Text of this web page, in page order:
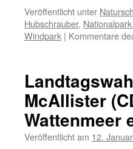
Veröffentlicht unter
Hubschrauber,
Windpark | Kommentare
McAllister
Wattenmeer
Veröffentlicht am 12.